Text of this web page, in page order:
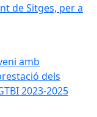
de Sitges, per a
amb
dels
2023-2025